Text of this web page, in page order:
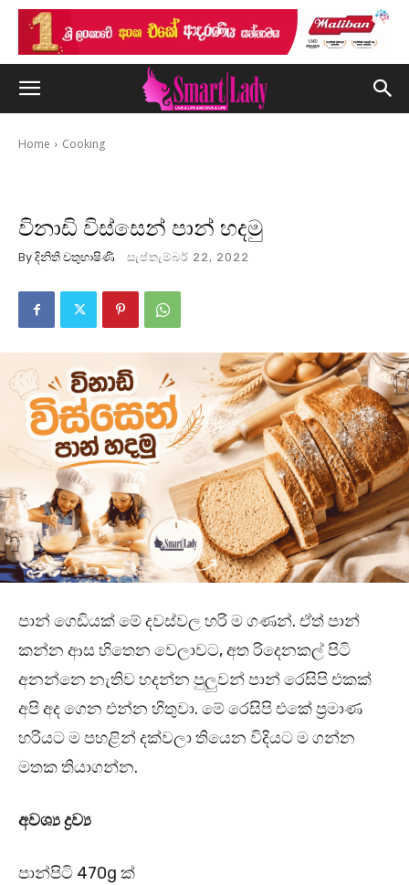
Home Cooking
විනාඩි විස්සෙන් පාන් හදමු
By දිනිති චතුභාෂිණි සැප්තැම්බර් 22, 2022
පාන් ගෙඩියක් මේ දවස්වල හරි ම ගණන්. ඒත් පාන්
කන්න ආස හිතෙන වෙලාවට, අත රිදෙනකල් පිටි
අනන්නෙ නැතිව හදන්න පුලුවන් පාන් රෙසිපි එකක්
අපි අද ගෙන එන්න හිතුවා. මේ රෙසිපි එකේ ප්‍රමාණ
හරියට ම පහළින් දක්වලා තියෙන විදියට ම ගන්න
මතක තියාගන්න.
අවශ්‍ය ද්‍රව්‍ය
පාන්පිටි 470g ක්